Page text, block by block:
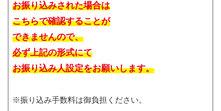
お振り込みされた場合は
こちらで確認することが
できませんので、
必ず上記の形式にて
お振り込み人設定をお願いします。
※振り込み手数料は御負担ください。